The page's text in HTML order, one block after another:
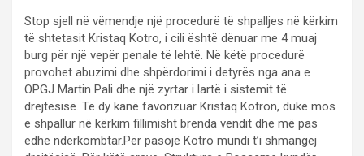
Stop sjell në vëmendje një procedurë të shpalljes në kërkim
të shtetasit Kristaq Kotro, i cili është dënuar me 4 muaj
burg për një vepër penale të lehtë. Në këtë procedurë
provohet abuzimi dhe shpërdorimi i detyrës nga ana e
OPGJ Martin Pali dhe një zyrtar i lartë i sistemit të
drejtësisë. Të dy kanë favorizuar Kristaq Kotron, duke mos
e shpallur në kërkim fillimisht brenda vendit dhe më pas
edhe ndërkombtar.Për pasojë Kotro mundi t’i shmangej